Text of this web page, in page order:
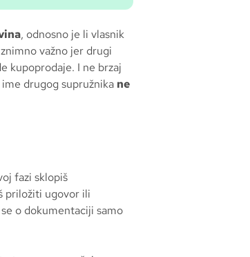
, odnosno je li vlasnik
važno jer drugi
kupoprodaje. I ne brzaj
drugog supružnika ne
fazi sklopiš
priložiti ugovor ili
o dokumentaciji samo